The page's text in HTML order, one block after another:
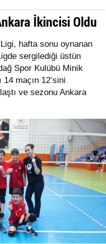
İkincisi Oldu
hafta sonu oynanan
sergilediği üstün
Spor Kulübü Minik
14 maçın 12’sini
ve sezonu Ankara